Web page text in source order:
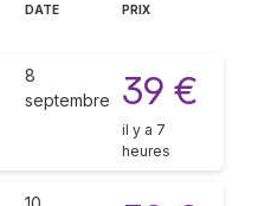
DATE PRIX
8
septembre
39 €
il y a 7
heures